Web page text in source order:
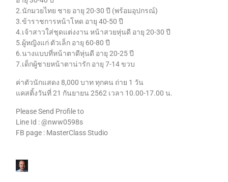
2.นักมวยไทย ชาย อายุ 20-30 ปี (พร้อมอุปกรณ์)
3.ข้าราชการหน้าโหด อายุ 40-50 ปี
4.เจ้าสาวใส่ชุดแต่งงาน หน้าสวยหุ่นดี อายุ 20-30 ปี
5.ผู้หญิงแก่ ตัวเล็ก อายุ 60-80 ปี
6.นางแบบที่หน้าตาดีหุ่นดี อายุ 20-25 ปี
7.เด็กผู้ชายหน้าตาน่ารัก อายุ 7-14 ขวบ
ค่าตัวนักแสดง 8,000 บาท ทุกคน ถ่าย 1 วัน
แคสติ้งวันที่ 21 กันยายน 2562 เวลา 10.00-17.00 น.
Please Send Profile to
Line Id : @nww0598s
FB page : MasterClass Studio